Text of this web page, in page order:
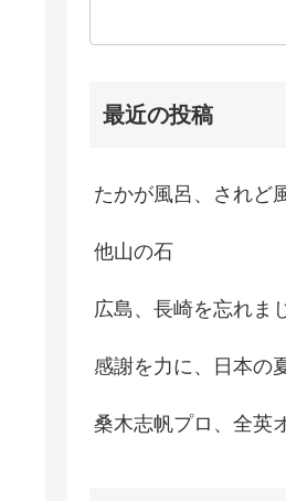
最近の投稿
たかが風呂、されど
他山の石
広島、長崎を忘れま
感謝を力に、日本の
桑木志帆プロ、全英